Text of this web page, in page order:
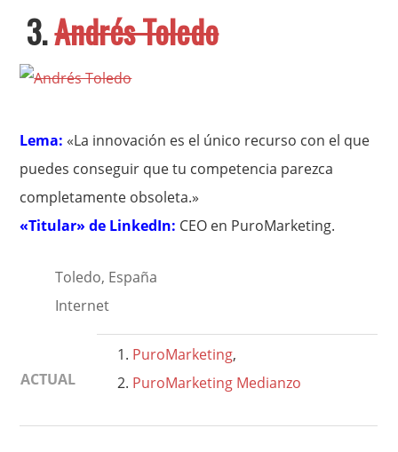
3.Andrés Toledo
Lema: «La innovación es el único recurso con el que
puedes conseguir que tu competencia parezca
completamente obsoleta.»
«Titular» de LinkedIn: CEO en PuroMarketing.
Toledo, España
Internet
ACTUAL
PuroMarketing,
PuroMarketing Medianzo